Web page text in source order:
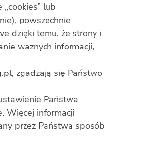
lub
powszechnie
dzięki temu, że strony i
ważnych informacji,
zgadzają się Państwo
Państwa
Więcej informacji
przez Państwa sposób